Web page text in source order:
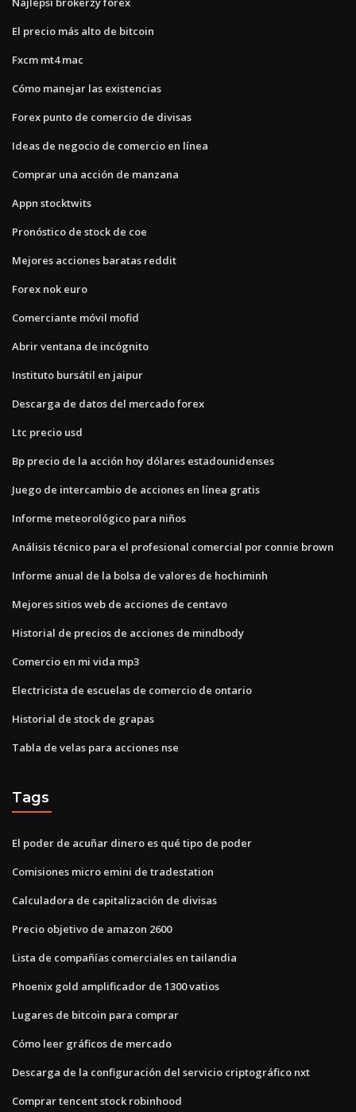
El precio más alto de bitcoin
Fxcm mt4 mac
Cómo manejar las existencias
Forex punto de comercio de divisas
Ideas de negocio de comercio en línea
Comprar una acción de manzana
Appn stocktwits
Pronóstico de stock de coe
Mejores acciones baratas reddit
Forex nok euro
Comerciante móvil mofid
Abrir ventana de incógnito
Instituto bursátil en jaipur
Descarga de datos del mercado forex
Ltc precio usd
Bp precio de la acción hoy dólares estadounidenses
Juego de intercambio de acciones en línea gratis
Informe meteorológico para niños
Análisis técnico para el profesional comercial por connie brown
Informe anual de la bolsa de valores de hochiminh
Mejores sitios web de acciones de centavo
Historial de precios de acciones de mindbody
Comercio en mi vida mp3
Electricista de escuelas de comercio de ontario
Historial de stock de grapas
Tabla de velas para acciones nse
Tags
El poder de acuñar dinero es qué tipo de poder
Comisiones micro emini de tradestation
Calculadora de capitalización de divisas
Precio objetivo de amazon 2600
Lista de compañías comerciales en tailandia
Phoenix gold amplificador de 1300 vatios
Lugares de bitcoin para comprar
Cómo leer gráficos de mercado
Descarga de la configuración del servicio criptográfico nxt
Comprar tencent stock robinhood